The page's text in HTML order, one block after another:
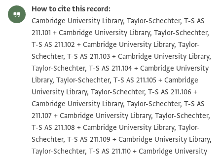
Moshe Yagur, "Religious Identity and Communal Boundaries in
Geniza Society (10th-13th centuries): Proselytes, Slaves,
Apostates‎" (in Hebrew) (PhD diss., Hebrew University of
Jerusalem, 2017).
T-S AS 211.101 1v Zoom and Rotate
T-S AS 211.101 recto
1. שהדותא דהות באנפנא אנן שהדי דחתמות ידנא לתחתא
כן הוא חצֹרא אלינא אלשיך
2. אבו אל[ח]סן מרֹוֹר עלי היקר שֹצֹ בר מרֹוֹר אפרים הזקן
הנכבד נֹבֹעֹ דידיע בן ע
3. ומרֹוֹר ע[ל]י המכונה אבו אלחסן בירֹ יכין המשוחרר
הנקרא תאבת סֹטֹ ואשהדנא
4. אבו אלחסן בר יכין המשוחרר עלי נפסה וקאל לנא
אשהדו עלי ואקנו מני מעכשיו
T-S AS 211.102 1r Zoom and Rotate
T-S AS 211.102 1v Zoom and Rotate
T-S AS 211.103 1r Zoom and Rotate
T-S AS 211.103 1v Zoom and Rotate
T-S AS 211.104 1r Zoom and Rotate
How to cite this record:
Cambridge University Library, Taylor-Schechter, T-S AS
211.101 + Cambridge University Library, Taylor-Schechter,
T-S AS 211.102 + Cambridge University Library, Taylor-
Schechter, T-S AS 211.103 + Cambridge University Library,
Taylor-Schechter, T-S AS 211.104 + Cambridge University
Library, Taylor-Schechter, T-S AS 211.105 + Cambridge
University Library, Taylor-Schechter, T-S AS 211.106 +
Cambridge University Library, Taylor-Schechter, T-S AS
211.107 + Cambridge University Library, Taylor-Schechter,
T-S AS 211.108 + Cambridge University Library, Taylor-
Schechter, T-S AS 211.109 + Cambridge University Library,
Taylor-Schechter, T-S AS 211.110 + Cambridge University